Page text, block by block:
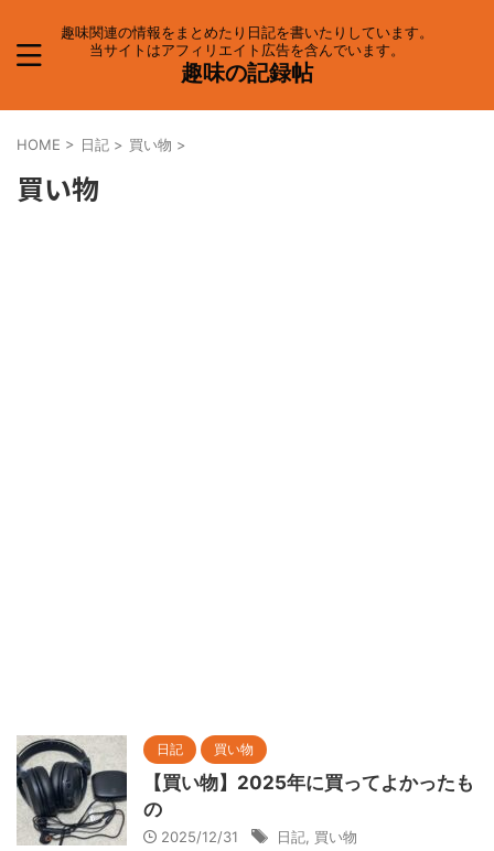
趣味関連の情報をまとめたり日記を書いたりしています。
当サイトはアフィリエイト広告を含んでいます。
趣味の記録帖
HOME > 日記 > 買い物 >
買い物
日記 買い物
【買い物】2025年に買ってよかったも
の
2025/12/31 日記 買い物